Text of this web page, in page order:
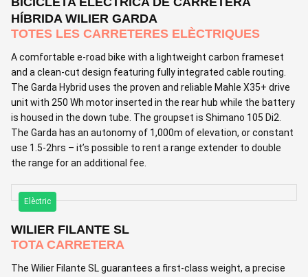
HÍBRIDA WILIER GARDA
TOTES LES CARRETERES ELÈCTRIQUES
A comfortable e-road bike with a lightweight carbon frameset
and a clean-cut design featuring fully integrated cable routing.
The Garda Hybrid uses the proven and reliable Mahle X35+ drive
unit with 250 Wh motor inserted in the rear hub while the battery
is housed in the down tube. The groupset is Shimano 105 Di2.
The Garda has an autonomy of 1,000m of elevation, or constant
use 1.5-2hrs – it’s possible to rent a range extender to double
the range for an additional fee.
Elèctric
WILIER FILANTE SL
TOTA CARRETERA
The Wilier Filante SL guarantees a first-class weight, a precise